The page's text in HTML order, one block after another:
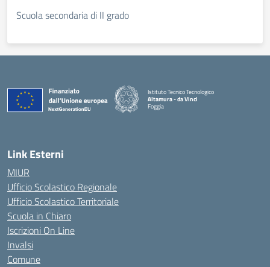
Scuola secondaria di II grado
Istituto Tecnico Tecnologico
Altamura - da Vinci
Foggia
— Visita la pagina iniziale della scuola
Link Esterni
MIUR
Ufficio Scolastico Regionale
Ufficio Scolastico Territoriale
Scuola in Chiaro
Iscrizioni On Line
Invalsi
Comune